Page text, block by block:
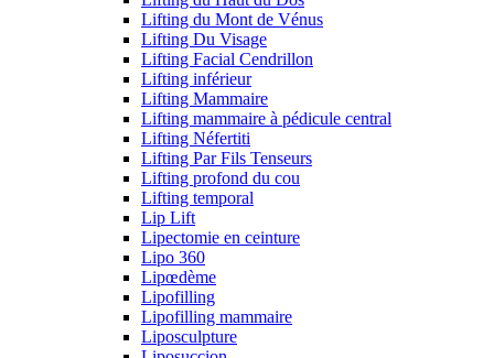
Lifting du Mont de Vénus
Lifting Du Visage
Lifting Facial Cendrillon
Lifting inférieur
Lifting Mammaire
Lifting mammaire à pédicule central
Lifting Néfertiti
Lifting Par Fils Tenseurs
Lifting profond du cou
Lifting temporal
Lip Lift
Lipectomie en ceinture
Lipo 360
Lipœdème
Lipofilling
Lipofilling mammaire
Liposculpture